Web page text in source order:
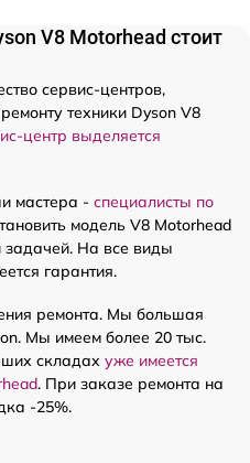
V8 Motorhead стоит
сервис-центров,
техники Dyson V8
центр выделяется
мастера - специалисты по
модель V8 Motorhead
задачей. На все виды
гарантия.
ремонта. Мы большая
Мы имеем более 20 тыс.
складах уже имеется
. При заказе ремонта на
-25%.